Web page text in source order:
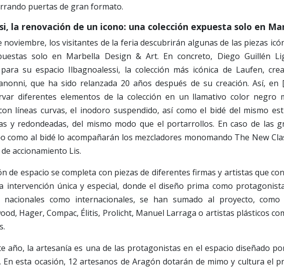
puertas de gran formato.
la renovación de un icono: una colección expuesta solo en
noviembre, los visitantes de la feria descubrirán algunas de las piezas
solo en Marbella Design & Art. En concreto, Diego Guillén
para su espacio Ilbagnoalessi, la colección más icónica de Laufen,
que ha sido relanzada 20 años después de su creación. Así, en
diferentes elementos de la colección en un llamativo color negro
líneas curvas, el inodoro suspendido, así como el bidé del mismo
y redondeadas, del mismo modo que el portarrollos. En caso de las
como al bidé lo acompañarán los mezcladores monomando The New
accionamiento Lis.
de espacio se completa con piezas de diferentes firmas y artistas que
intervención única y especial, donde el diseño prima como
como internacionales, se han sumado al proyecto, como
Hager, Compac, Élitis, Prolicht, Manuel Larraga o artistas plásticos
año, la artesanía es una de las protagonistas en el espacio diseñado
En esta ocasión, 12 artesanos de Aragón dotarán de mimo y cultura el